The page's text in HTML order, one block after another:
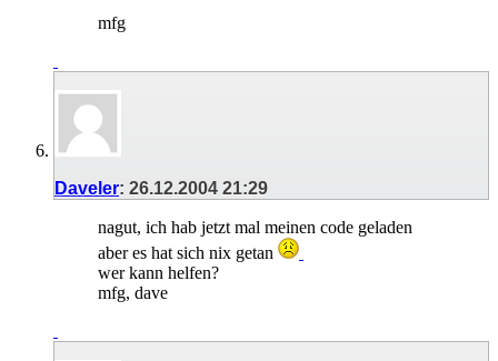
mfg
Daveler: 26.12.2004 21:29
nagut, ich hab jetzt mal meinen code geladen
aber es hat sich nix getan
wer kann helfen?
mfg, dave